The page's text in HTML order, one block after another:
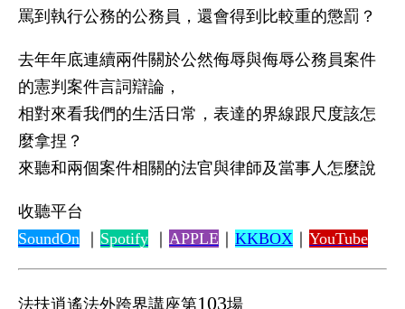
罵到執行公務的公務員，還會得到比較重的懲罰？
去年年底連續兩件關於公然侮辱與侮辱公務員案件
的憲判案件言詞辯論，
相對來看我們的生活日常，表達的界線跟尺度該怎
麼拿捏？
來聽和兩個案件相關的法官與律師及當事人怎麼說
收聽平台
SoundOn
Spotify APPLE KKBOX YouTube
法扶逍遙法外跨界講座第103場